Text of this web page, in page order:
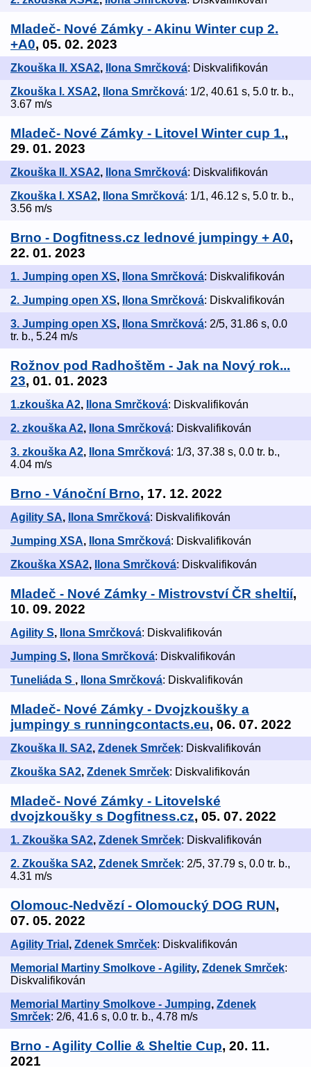
Mladeč- Nové Zámky - Akinu Winter cup 2.
+A0, 05. 02. 2023
Zkouška II. XSA2, Ilona Smrčková: Diskvalifikován
Zkouška I. XSA2, Ilona Smrčková: 1/2, 40.61 s, 5.0 tr. b.,
3.67 m/s
Mladeč- Nové Zámky - Litovel Winter cup 1.,
29. 01. 2023
Zkouška II. XSA2, Ilona Smrčková: Diskvalifikován
Zkouška I. XSA2, Ilona Smrčková: 1/1, 46.12 s, 5.0 tr. b.,
3.56 m/s
Brno - Dogfitness.cz lednové jumpingy + A0,
22. 01. 2023
1. Jumping open XS, Ilona Smrčková: Diskvalifikován
2. Jumping open XS, Ilona Smrčková: Diskvalifikován
3. Jumping open XS, Ilona Smrčková: 2/5, 31.86 s, 0.0
tr. b., 5.24 m/s
Rožnov pod Radhoštěm - Jak na Nový rok...
23, 01. 01. 2023
1.zkouška A2, Ilona Smrčková: Diskvalifikován
2. zkouška A2, Ilona Smrčková: Diskvalifikován
3. zkouška A2, Ilona Smrčková: 1/3, 37.38 s, 0.0 tr. b.,
4.04 m/s
Brno - Vánoční Brno, 17. 12. 2022
Agility SA, Ilona Smrčková: Diskvalifikován
Jumping XSA, Ilona Smrčková: Diskvalifikován
Zkouška XSA2, Ilona Smrčková: Diskvalifikován
Mladeč - Nové Zámky - Mistrovství ČR sheltií,
10. 09. 2022
Agility S, Ilona Smrčková: Diskvalifikován
Jumping S, Ilona Smrčková: Diskvalifikován
Tuneliáda S , Ilona Smrčková: Diskvalifikován
Mladeč- Nové Zámky - Dvojzkoušky a
jumpingy s runningcontacts.eu, 06. 07. 2022
Zkouška II. SA2, Zdenek Smrček: Diskvalifikován
Zkouška SA2, Zdenek Smrček: Diskvalifikován
Mladeč- Nové Zámky - Litovelské
dvojzkoušky s Dogfitness.cz, 05. 07. 2022
1. Zkouška SA2, Zdenek Smrček: Diskvalifikován
2. Zkouška SA2, Zdenek Smrček: 2/5, 37.79 s, 0.0 tr. b.,
4.31 m/s
Olomouc-Nedvězí - Olomoucký DOG RUN,
07. 05. 2022
Agility Trial , Zdenek Smrček: Diskvalifikován
Memorial Martiny Smolkove - Agility, Zdenek Smrček:
Diskvalifikován
Memorial Martiny Smolkove - Jumping, Zdenek
Smrček: 2/6, 41.6 s, 0.0 tr. b., 4.78 m/s
Brno - Agility Collie & Sheltie Cup, 20. 11.
2021